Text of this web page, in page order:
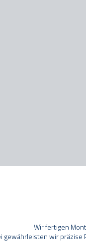
Wir fertigen
gewährleisten wir präzise